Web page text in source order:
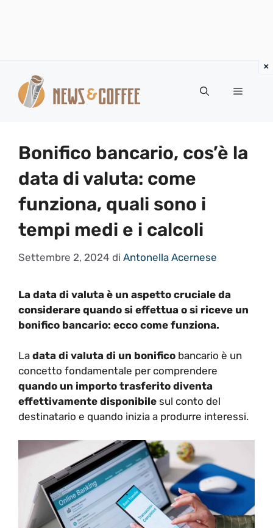
contenuto
Menu
Bonifico bancario, cos’è la
data di valuta: come
funziona, quali sono i
tempi medi e i calcoli
Settembre 2, 2024 di Antonella Acernese
La data di valuta è un aspetto cruciale da
considerare quando si effettua o si riceve un
bonifico bancario: ecco come funziona.
La data di valuta di un bonifico bancario è un
concetto fondamentale per comprendere
quando un importo trasferito diventa
effettivamente disponibile sul conto del
destinatario e quando inizia a produrre interessi.